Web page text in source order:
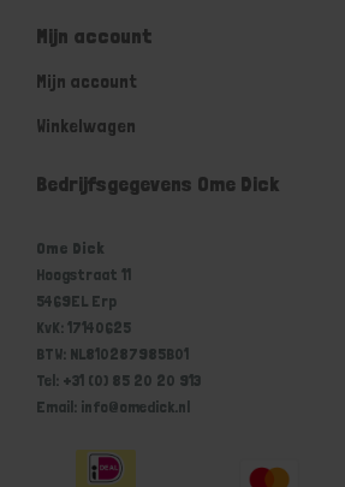
Mijn account
Mijn account
Winkelwagen
Bedrijfsgegevens Ome Dick
Ome Dick
Hoogstraat 11
5469EL Erp
KvK: 17140625
BTW: NL810287985B01
Tel: +31 (0) 85 20 20 913
Email: info@omedick.nl